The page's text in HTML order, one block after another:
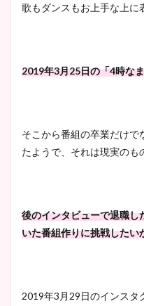
歌もダンスもお上手な上に
2019年3月25日の「4時な
そこから番組の卒業だけで
たようで、それは現実のも
後のインタビューで退職し
いた番組作りに挑戦したい
2019年3月29日のインスタ